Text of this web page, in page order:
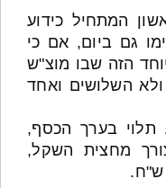
המתחיל כידוע
גם ביום, אם כי
הזה שבו מוצ"ש
השלושים ואחד
תלוי בערך הכסף,
מחצית השקל,